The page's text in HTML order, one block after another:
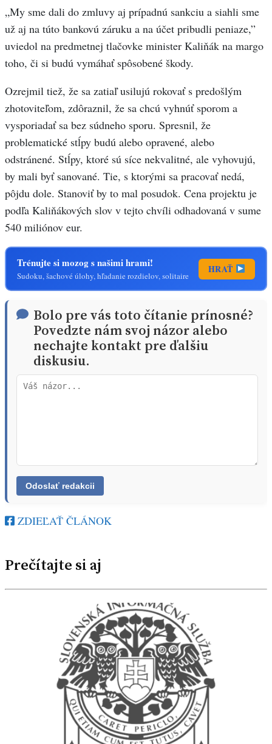
„My sme dali do zmluvy aj prípadnú sankciu a siahli sme
už aj na túto bankovú záruku a na účet pribudli peniaze,”
uviedol na predmetnej tlačovke minister Kaliňák na margo
toho, či si budú vymáhať spôsobené škody.
Ozrejmil tiež, že sa zatiaľ usilujú rokovať s predošlým
zhotoviteľom, zdôraznil, že sa chcú vyhnúť sporom a
vysporiadať sa bez súdneho sporu. Spresnil, že
problematické stĺpy budú alebo opravené, alebo
odstránené. Stĺpy, ktoré sú síce nekvalitné, ale vyhovujú,
by mali byť sanované. Tie, s ktorými sa pracovať nedá,
pôjdu dole. Stanoviť by to mal posudok. Cena projektu je
podľa Kaliňákových slov v tejto chvíli odhadovaná v sume
540 miliónov eur.
Trénujte si mozog s našimi hrami!
Sudoku, šachové úlohy, hľadanie rozdielov, solitaire
HRAŤ
Bolo pre vás toto čítanie prínosné?
Povedzte nám svoj názor alebo
nechajte kontakt pre ďalšiu
diskusiu.
ZDIEĽAŤ ČLÁNOK
Prečítajte si aj